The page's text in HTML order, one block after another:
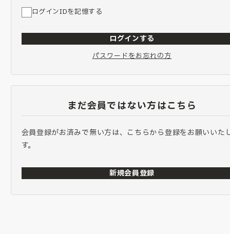
ログインIDを記憶する
ログインする
パスワードをお忘れの方
まだ会員ではない方はこちら
会員登録がお済みで無い方は、こちらから登録をお願いいた
す。
新規会員登録